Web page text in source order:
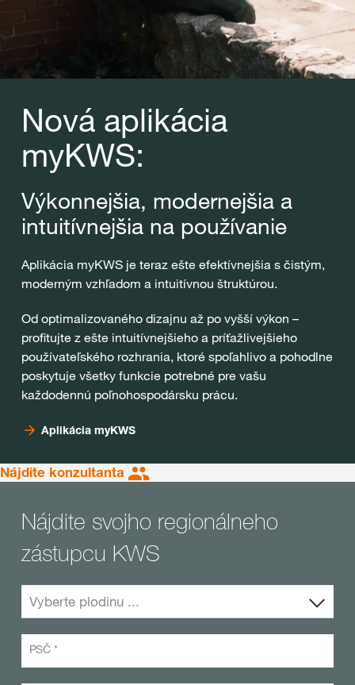
Nová aplikácia
myKWS:
Výkonnejšia, modernejšia a
intuitívnejšia na používanie
Aplikácia myKWS je teraz ešte efektívnejšia s čistým,
moderným vzhľadom a intuitívnou štruktúrou.
Od optimalizovaného dizajnu až po vyšší výkon –
profitujte z ešte intuitívnejšieho a príťažlivejšieho
používateľského rozhrania, ktoré spoľahlivo a pohodlne
poskytuje všetky funkcie potrebné pre vašu
každodennú poľnohospodársku prácu.
Aplikácia myKWS
Nájdite konzultanta
Nájdite svojho regionálneho
zástupcu KWS
Vyberte plodinu ...
PSČ *